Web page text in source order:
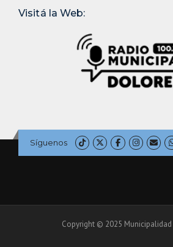
Visitá la Web:
Síguenos
Copyright © 2025